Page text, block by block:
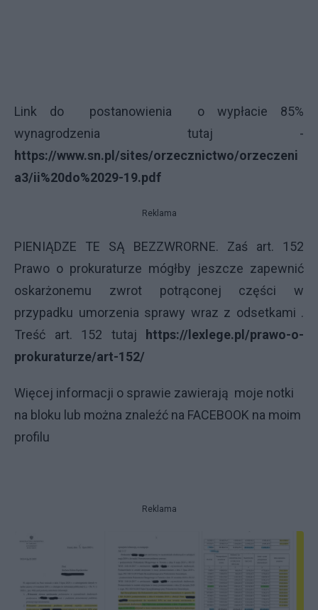
Link do postanowienia o wypłacie 85%
wynagrodzenia tutaj -
https://www.sn.pl/sites/orzecznictwo/orzeczeni
a3/ii%20do%2029-19.pdf
Reklama
PIENIĄDZE TE SĄ BEZZWRORNE. Zaś art. 152
Prawo o prokuraturze mógłby jeszcze zapewnić
oskarżonemu zwrot potrąconej części w
przypadku umorzenia sprawy wraz z odsetkami .
Treść art. 152 tutaj https://lexlege.pl/prawo-o-
prokuraturze/art-152/
Więcej informacji o sprawie zawierają moje notki
na bloku lub można znaleźć na FACEBOOK na moim
profilu
Reklama